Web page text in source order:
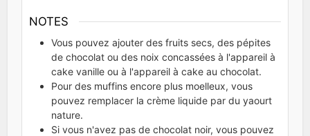
NOTES
Vous pouvez ajouter des fruits secs, des pépites
de chocolat ou des noix concassées à l'appareil à
cake vanille ou à l'appareil à cake au chocolat.
Pour des muffins encore plus moelleux, vous
pouvez remplacer la crème liquide par du yaourt
nature.
Si vous n'avez pas de chocolat noir, vous pouvez